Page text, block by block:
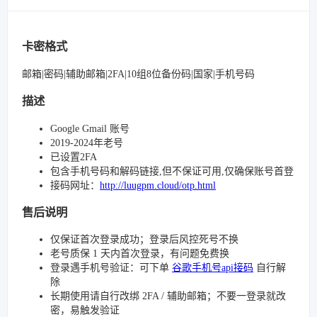
卡密格式
邮箱|密码|辅助邮箱|2FA|10组8位备份码|国家|手机号码
描述
Google Gmail 账号
2019-2024年老号
已设置2FA
包含手机号码和解码链接,但不保证可用,仅确保账号首登
接码网址： http://luugpm.cloud/otp.html
售后说明
仅保证首次登录成功；登录后风控死号不换
老号质保 1 天内首次登录，有问题免费换
登录遇手机号验证：可下单 谷歌手机号api接码 自行解
除
长期使用请自行改绑 2FA / 辅助邮箱；不要一登录就改
密，易触发验证